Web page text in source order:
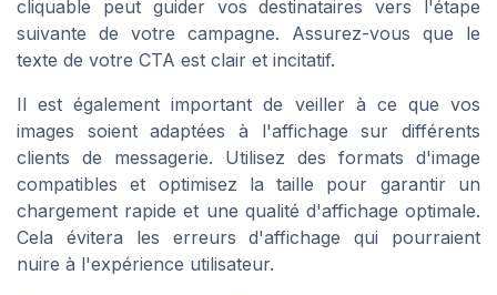
cliquable peut guider vos destinataires vers l'étape
suivante de votre campagne. Assurez-vous que le
texte de votre CTA est clair et incitatif.
Il est également important de veiller à ce que vos
images soient adaptées à l'affichage sur différents
clients de messagerie. Utilisez des formats d'image
compatibles et optimisez la taille pour garantir un
chargement rapide et une qualité d'affichage optimale.
Cela évitera les erreurs d'affichage qui pourraient
nuire à l'expérience utilisateur.